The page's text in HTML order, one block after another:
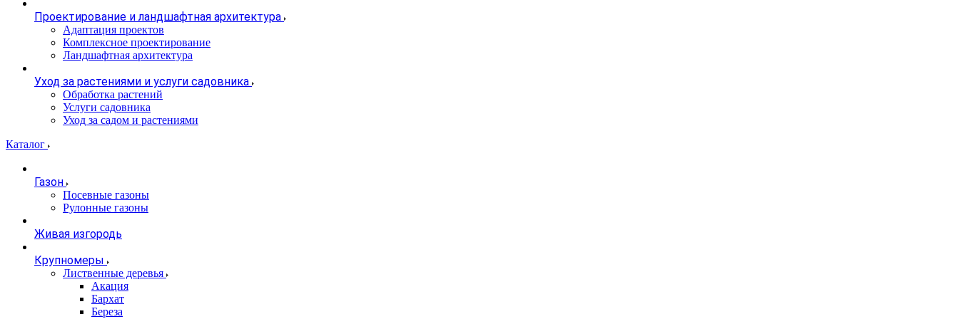
Проектирование и ландшафтная архитектура
Адаптация проектов
Комплексное проектирование
Ландшафтная архитектура
Уход за растениями и услуги садовника
Обработка растений
Услуги садовника
Уход за садом и растениями
Каталог
Газон
Посевные газоны
Рулонные газоны
Живая изгородь
Крупномеры
Лиственные деревья
Акация
Бархат
Береза